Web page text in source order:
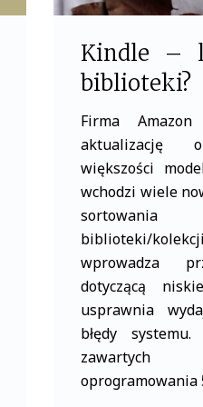
Kindle –
biblioteki?
Firma Amazon
aktualizację
większości
wchodzi wiele
biblioteki/
wprowadza
dotyczącą
usprawnia
błędy
oprogramowania